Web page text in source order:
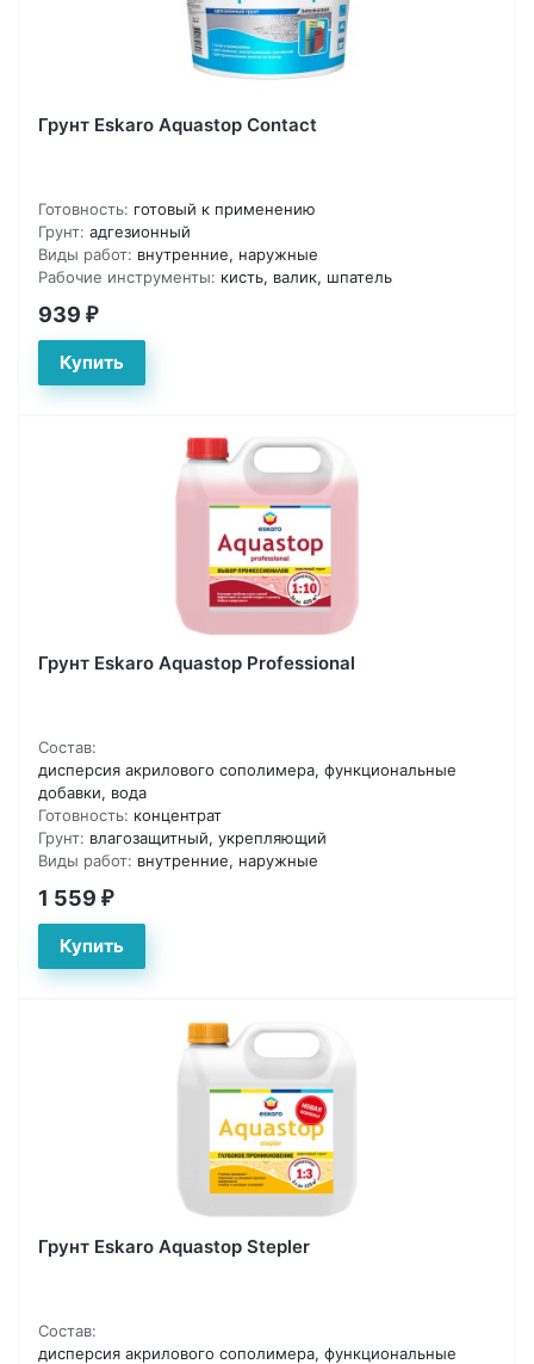
Грунт Eskaro Aquastop Contact
Готовность: готовый к применению
Грунт: адгезионный
Виды работ: внутренние, наружные
Рабочие инструменты: кисть, валик, шпатель
939 ₽
Грунт Eskaro Aquastop Professional
Состав:
дисперсия акрилового сополимера, функциональные
добавки, вода
Готовность: концентрат
Грунт: влагозащитный, укрепляющий
Виды работ: внутренние, наружные
1 559 ₽
Грунт Eskaro Aquastop Stepler
Состав:
дисперсия акрилового сополимера, функциональные